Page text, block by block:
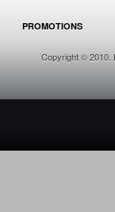
PROMOTIONS
Copyright © 2010.